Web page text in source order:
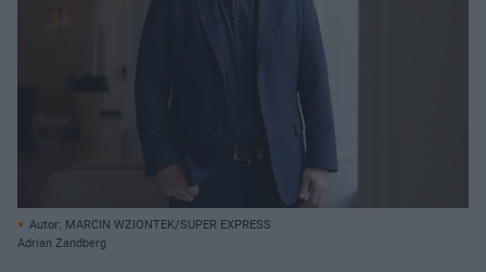
Autor: MARCIN WZIONTEK/SUPER EXPRESS
Adrian Zandberg